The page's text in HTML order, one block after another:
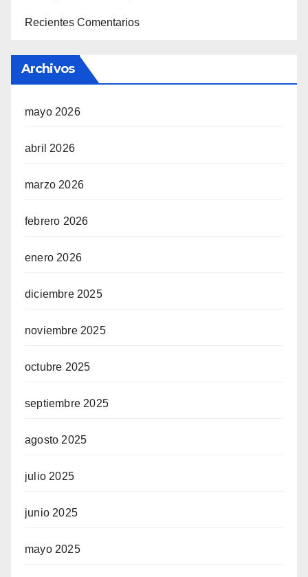
Recientes Comentarios
Archivos
mayo 2026
abril 2026
marzo 2026
febrero 2026
enero 2026
diciembre 2025
noviembre 2025
octubre 2025
septiembre 2025
agosto 2025
julio 2025
junio 2025
mayo 2025